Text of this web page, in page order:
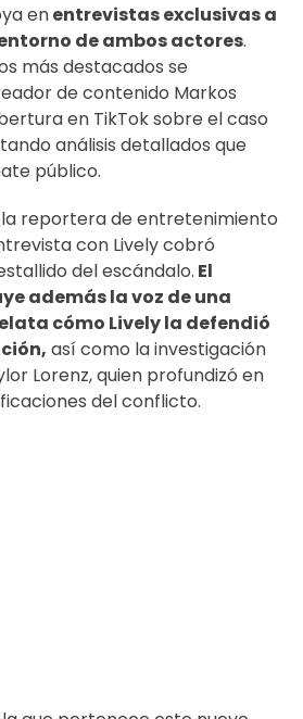
enentrevistas exclusivas a
de ambos actores.
más destacados se
de contenido Markos
en TikTok sobre el caso
análisis detallados que
público.
reportera de entretenimiento
con Lively cobró
del escándalo. El
además la voz de una
cómo Lively la defendió
así como la investigación
Lorenz, quien profundizó en
del conflicto.